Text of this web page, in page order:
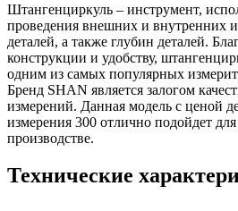
Штангенциркуль – инструмент,
проведения внешних и внутренних
деталей, а также глубин деталей.
конструкции и удобству,
одним из самых популярных
Бренд SHAN является залогом
измерений. Данная модель с ценой
измерения 300 отлично подойдет
производстве.
Технические